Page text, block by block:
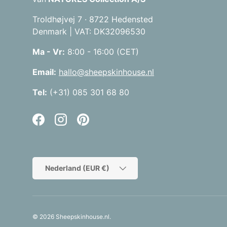
Troldhøjvej 7 · 8722 Hedensted
Denmark | VAT: DK32096530
Ma - Vr: 8:00 - 16:00 (CET)
Email: hallo@sheepskinhouse.nl
Tel: (+31) 085 301 68 80
FacebookInstagramPinterest
Nederland (EUR €)
© 2026 Sheepskinhouse.nl.